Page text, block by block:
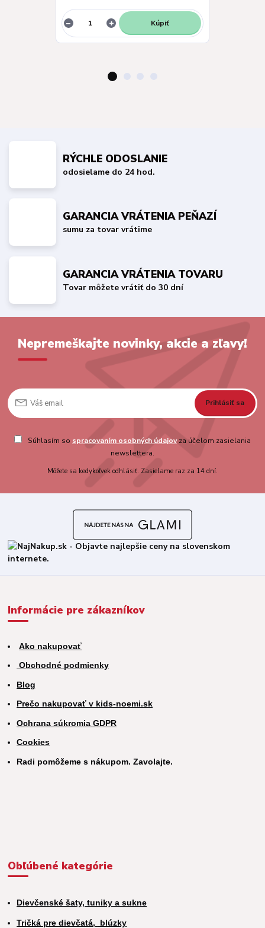
Kúpiť
RÝCHLE ODOSLANIE
odosielame do 24 hod.
GARANCIA VRÁTENIA PEŇAZÍ
sumu za tovar vrátime
GARANCIA VRÁTENIA TOVARU
Tovar môžete vrátiť do 30 dní
Nepremeškajte novinky, akcie a zľavy!
Prihlásiť sa
Súhlasím so spracovaním osobných údajovza účelom zasielania
newslettera.
Môžete sa kedykoľvek odhlásiť. Zasielame raz za 14 dní.
Informácie pre zákazníkov
Ako nakupovať
Obchodné podmienky
Blog
Prečo nakupovať v kids-noemi.sk
Ochrana súkromia GDPR
Cookies
Radi pomôžeme s nákupom. Zavolajte.
Obľúbené kategórie
Dievčenské šaty, tuniky a sukne
Tričká pre dievčatá, blúzky